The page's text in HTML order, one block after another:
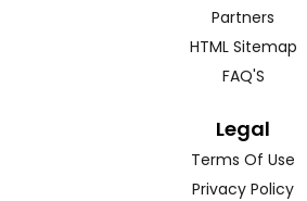
Partners
HTML Sitemap
FAQ'S
Legal
Terms Of Use
Privacy Policy